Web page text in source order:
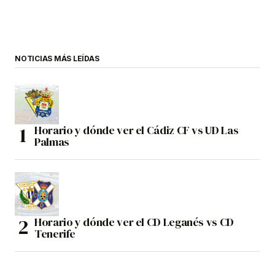
NOTICIAS MÁS LEÍDAS
Horario y dónde ver el Cádiz CF vs UD Las
Palmas
Horario y dónde ver el CD Leganés vs CD
Tenerife